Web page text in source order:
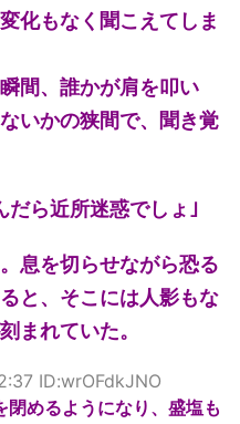
化もなく聞こえてしま
間、誰かが肩を叩い
いかの狭間で、聞き覚
だら近所迷惑でしょ｣
息を切らせながら恐る
と、そこには人影もな
まれていた。
ID:wrOFdkJNO
めるようになり、盛塩も